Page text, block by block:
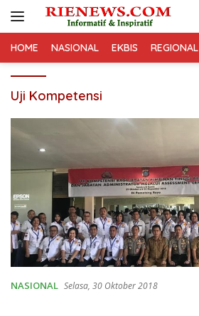
HOME NASIONAL EKBIS REGIONAL
Uji Kompetensi
NASIONAL Selasa, 30 Oktober 2018